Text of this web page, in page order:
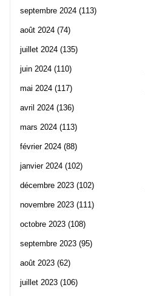
septembre 2024 (113)
août 2024 (74)
juillet 2024 (135)
juin 2024 (110)
mai 2024 (117)
avril 2024 (136)
mars 2024 (113)
février 2024 (88)
janvier 2024 (102)
décembre 2023 (102)
novembre 2023 (111)
octobre 2023 (108)
septembre 2023 (95)
août 2023 (62)
juillet 2023 (106)